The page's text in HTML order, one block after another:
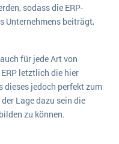
sodass die ERP-
Unternehmens beiträgt,
für jede Art von
letztlich die hier
dieses jedoch perfekt zum
Lage dazu sein die
zu können.